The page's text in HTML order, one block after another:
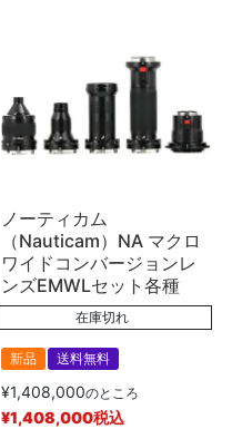
ノーティカム
（Nauticam）NA マクロ
ワイドコンバージョンレ
ンズEMWLセット各種
在庫切れ
新品 送料無料
¥1,408,000のところ
¥1,408,000税込